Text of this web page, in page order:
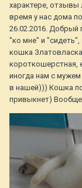
характере, отзывы
время у нас дома
26.02.2016. Добрый
"ко мне" и
кошка
короткошерстная,
иногда нам с
в нашей))) Кошка
привыкнет)